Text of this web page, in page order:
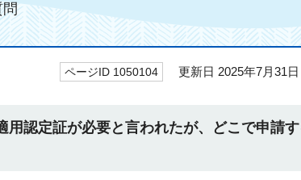
ページID 1050104 更新日 2025年7月31日
用認定証が必要と言われたが、どこで申請